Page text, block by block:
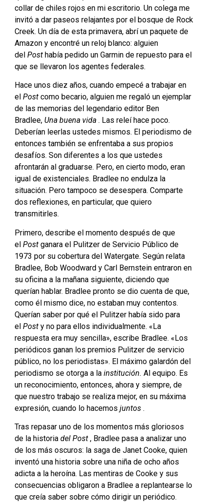
collar de chiles rojos en mi escritorio. Un colega me
invitó a dar paseos relajantes por el bosque de Rock
Creek. Un día de esta primavera, abrí un paquete de
Amazon y encontré un reloj blanco: alguien
del Post había pedido un Garmin de repuesto para el
que se llevaron los agentes federales.
Hace unos diez años, cuando empecé a trabajar en
el Post como becario, alguien me regaló un ejemplar
de las memorias del legendario editor Ben
Bradlee, Una buena vida . Las releí hace poco.
Deberían leerlas ustedes mismos. El periodismo de
entonces también se enfrentaba a sus propios
desafíos. Son diferentes a los que ustedes
afrontarán al graduarse. Pero, en cierto modo, eran
igual de existenciales. Bradlee no endulza la
situación. Pero tampoco se desespera. Comparte
dos reflexiones, en particular, que quiero
transmitirles.
Primero, describe el momento después de que
el Post ganara el Pulitzer de Servicio Público de
1973 por su cobertura del Watergate. Según relata
Bradlee, Bob Woodward y Carl Bernstein entraron en
su oficina a la mañana siguiente, diciendo que
querían hablar. Bradlee pronto se dio cuenta de que,
como él mismo dice, no estaban muy contentos.
Querían saber por qué el Pulitzer había sido para
el Post y no para ellos individualmente. «La
respuesta era muy sencilla», escribe Bradlee. «Los
periódicos ganan los premios Pulitzer de servicio
público, no los periodistas». El máximo galardón del
periodismo se otorga a la institución. Al equipo. Es
un reconocimiento, entonces, ahora y siempre, de
que nuestro trabajo se realiza mejor, en su máxima
expresión, cuando lo hacemos juntos .
Tras repasar uno de los momentos más gloriosos
de la historia del Post , Bradlee pasa a analizar uno
de los más oscuros: la saga de Janet Cooke, quien
inventó una historia sobre una niña de ocho años
adicta a la heroína. Las mentiras de Cooke y sus
consecuencias obligaron a Bradlee a replantearse lo
que creía saber sobre cómo dirigir un periódico.